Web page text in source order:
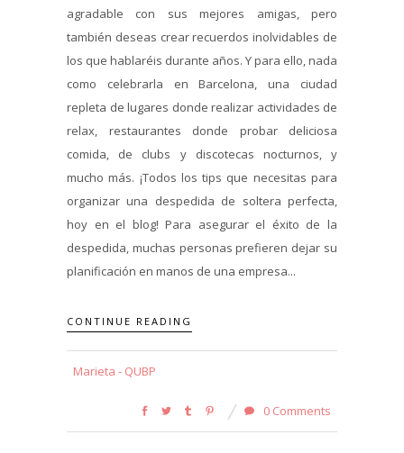
agradable con sus mejores amigas, pero
también deseas crear recuerdos inolvidables de
los que hablaréis durante años. Y para ello, nada
como celebrarla en Barcelona, una ciudad
repleta de lugares donde realizar actividades de
relax, restaurantes donde probar deliciosa
comida, de clubs y discotecas nocturnos, y
mucho más. ¡Todos los tips que necesitas para
organizar una despedida de soltera perfecta,
hoy en el blog! Para asegurar el éxito de la
despedida, muchas personas prefieren dejar su
planificación en manos de una empresa...
CONTINUE READING
Marieta - QUBP
0 Comments